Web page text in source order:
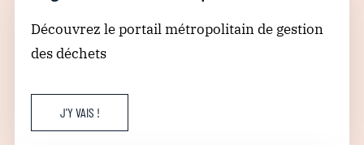
Découvrez le portail métropolitain de gestion
des déchets
J'Y VAIS !